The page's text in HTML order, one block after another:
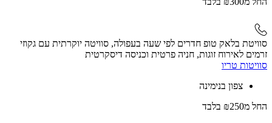
סוויטת בלאק טופ חדרים לפי שעה בעפולה, סוויטה יוקרתית עם גקוזי
זרמים לאירוח זוגות, חניה פרטית וכניסה דיסקרטית
סוויטות טריו
צפון בנימינה
החל מ₪250 בלבד